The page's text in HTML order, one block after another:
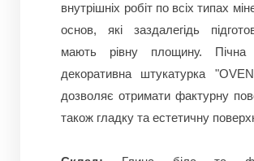
внутрішніх робіт по всіх типах
основ, які заздалегідь
мають рівну площину. Пічна
декоративна штукатурка
дозволяє отримати фактурну
також гладку та естетичну